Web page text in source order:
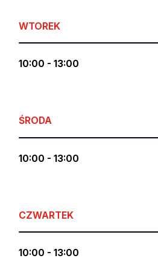
WTOREK
10:00 - 13:00
ŚRODA
10:00 - 13:00
CZWARTEK
10:00 - 13:00